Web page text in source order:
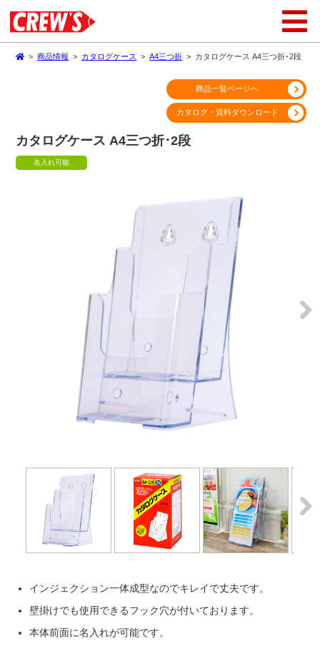
>商品情報 > カタログケース >A4三つ折 > カタログケース A4三つ折･2段
カタログケース A4三つ折･2段
名入れ可能
商品一覧ページへ
カタログ・資料ダウンロード
インジェクション一体成型なのでキレイで丈夫です。
壁掛けでも使用できるフック穴が付いております。
本体前面に名入れが可能です。